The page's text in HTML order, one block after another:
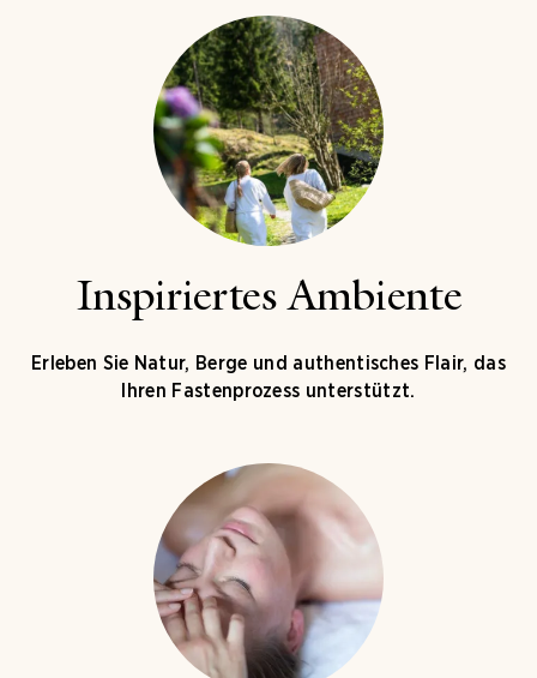
Inspiriertes Ambiente
Erleben Sie Natur, Berge und authentisches Flair, das
Ihren Fastenprozess unterstützt.